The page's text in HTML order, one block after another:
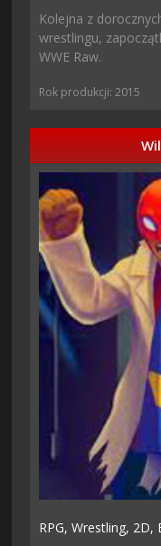
Kolejna z
wrestlingu,
WWE Raw.
Rok produkcji: 2015
RPG,Wrestling, 2D,